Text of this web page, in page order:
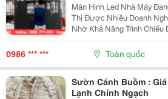
Màn Hình Led Nhà Máy
Thị Được Nhiều Doanh
Nhờ Khả Năng Trình Chiếu
Tích Lớn. Không Chỉ Phục
Ảnh, Màn Hình Led Còn
0986 *** *** Toàn quốc
Sườn Cánh Buồm :
Lạnh Chính Ngạch